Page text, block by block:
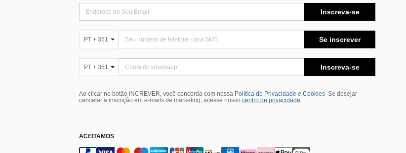
Inscreva-se
PT + 351 Se inscrever
PT + 351 Inscreva-se
Ao clicar no botão INCREVER, você concorda com nossa Política de Privacidade e Cookies Se desejar
cancelar a inscrição em e-mails de marketing, acesse nosso centro de privacidade.
ACEITAMOS